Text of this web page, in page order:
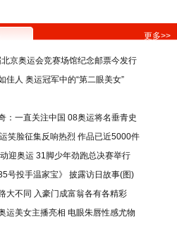
更多>>
京奥运会竞赛场馆纪念邮票今发行
佳人 奥运冠军中的“第二眼美女”
：一直关注中国 08奥运将名垂青史
笑脸征集反响热烈 作品已近5000件
迎奥运 31脚少年劲跑总决赛举行
号投手温家宝》 披露访日故事(图)
大不同 入豪门成富翁各有各精彩
运美女主播亮相 电眼朱唇性感尤物